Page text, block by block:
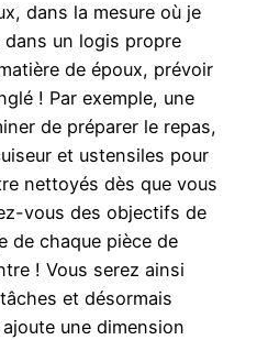
dans la mesure où je
un logis propre
de époux, prévoir
! Par exemple, une
de préparer le repas,
et ustensiles pour
nettoyés dès que vous
vous des objectifs de
de chaque pièce de
! Vous serez ainsi
et désormais
une dimension